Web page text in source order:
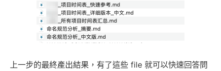
上一步的最終產出結果，有了這些 file 就可以快速回答問